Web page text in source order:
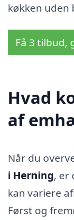
køkken uden
Få 3 tilbud,
Hvad
af
Når du
i Herning, er
kan variere
Først og